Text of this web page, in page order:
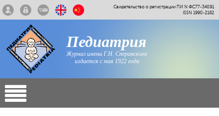
Свидетельство о регистрации ПИ N ФС77-34091
ISSN 1990-2182
Педиатрия
Журнал имени Г.Н. Сперанского
издается с мая 1922 года